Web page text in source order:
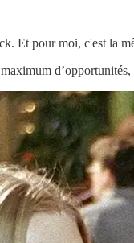
Et pour moi, c'est la